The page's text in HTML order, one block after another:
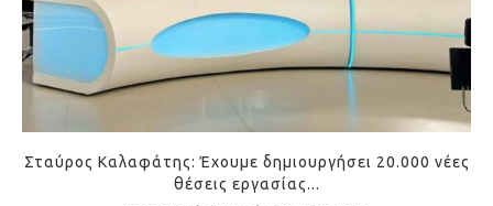
Σταύρος Καλαφάτης: Έχουμε δημιουργήσει 20.000 νέες
θέσεις εργασίας...